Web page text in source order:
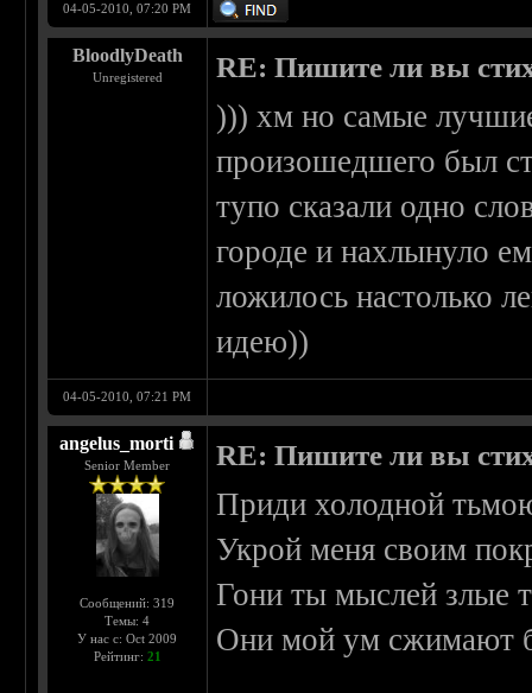
04-05-2010, 07:20 PM
BloodlyDeath
Unregistered RE: Пишите ли вы
))) хм но самые
произошедшего был
тупо сказали одно
городе и нахлынуло
ложилось настолько
идею))
04-05-2010, 07:21 PM
angelus_morti
Senior Member
Сообщений: 319
Темы: 4
У нас с: Oct 2009
Рейтинг: 21
RE: Пишите ли вы
Приди холодной
Укрой меня своим
Гони ты мыслей злые
Они мой ум сжимают